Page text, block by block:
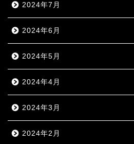
2024年7月
2024年6月
2024年5月
2024年4月
2024年3月
2024年2月